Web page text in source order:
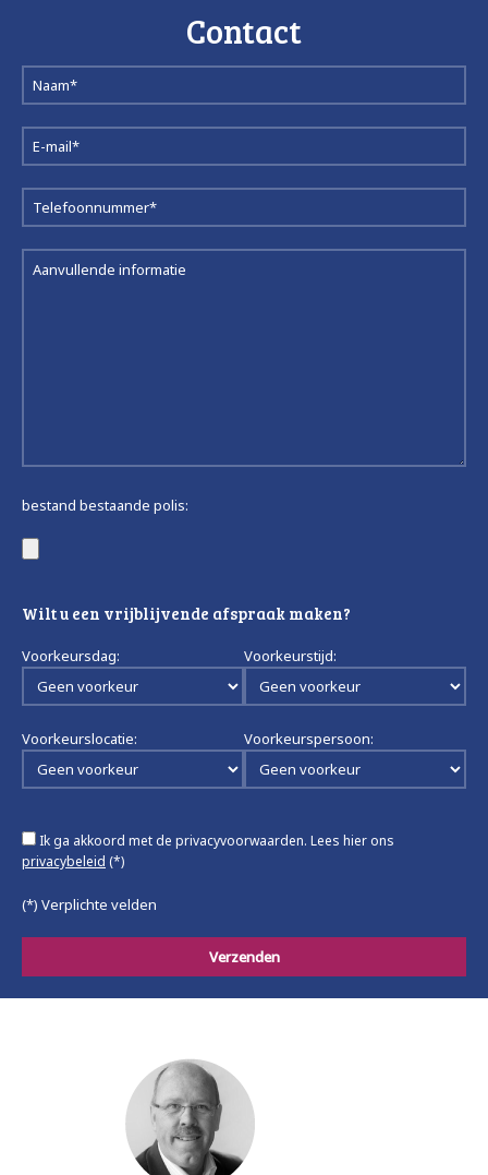
Contact
bestand bestaande polis:
Wilt u een vrijblijvende afspraak maken?
Voorkeursdag: Voorkeurstijd:
Voorkeurslocatie: Voorkeurspersoon:
Ik ga akkoord met de privacyvoorwaarden. Lees hier ons
privacybeleid (*)
(*) Verplichte velden